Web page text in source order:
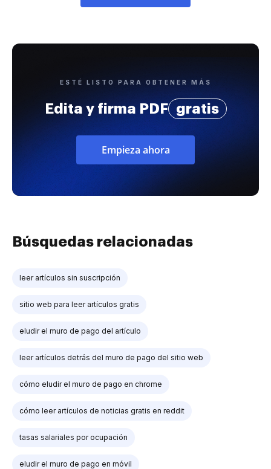
ESTÉ LISTO PARA OBTENER MÁS
Edita y firma PDF gratis
Empieza ahora
Búsquedas relacionadas
leer artículos sin suscripción
sitio web para leer artículos gratis
eludir el muro de pago del artículo
leer artículos detrás del muro de pago del sitio web
cómo eludir el muro de pago en chrome
cómo leer artículos de noticias gratis en reddit
tasas salariales por ocupación
eludir el muro de pago en móvil